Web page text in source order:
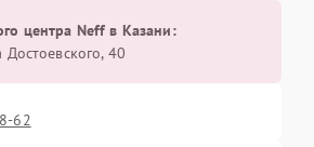
центра Neff в Казани:
Достоевского, 40
62